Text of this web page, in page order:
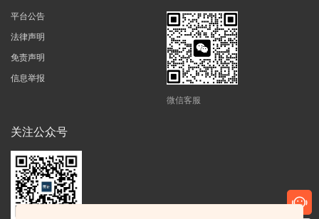
平台公告
法律声明
免责声明
信息举报
微信客服
关注公众号